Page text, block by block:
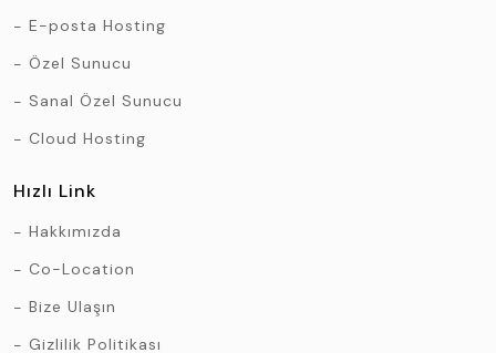
E-posta Hosting
Özel Sunucu
Sanal Özel Sunucu
Cloud Hosting
Hızlı Link
Hakkımızda
Co-Location
Bize Ulaşın
Gizlilik Politikası